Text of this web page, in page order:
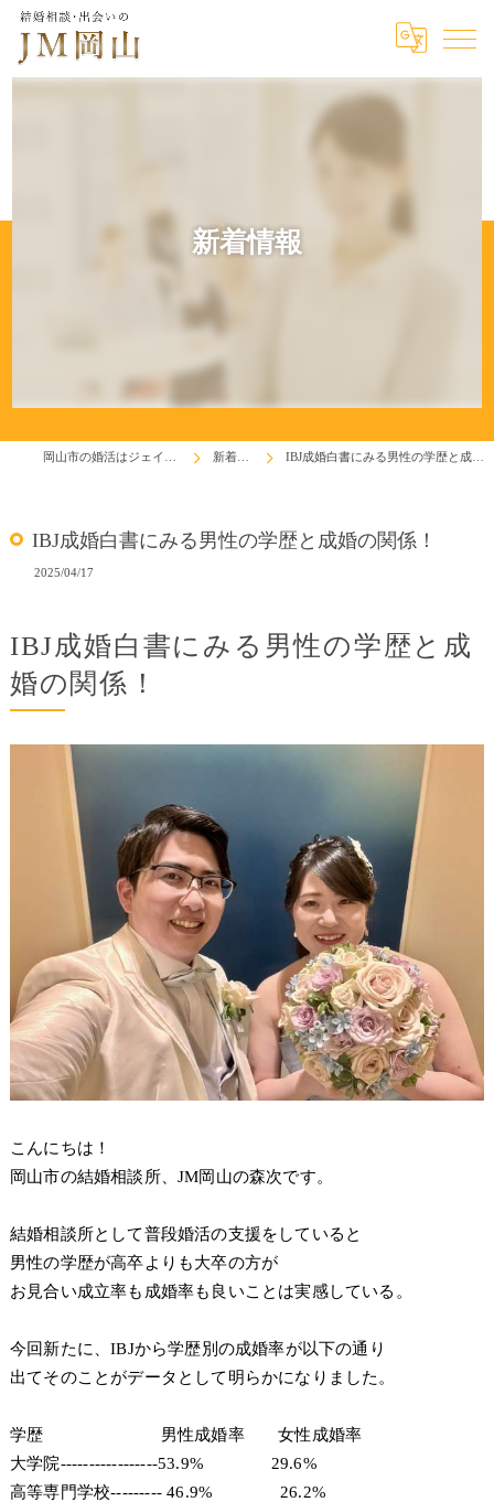
新着情報
新着情報 IBJ成婚白書にみる男性の学歴と成婚の関係！
IBJ成婚白書にみる男性の学歴と成婚の関係！
2025/04/17
IBJ成婚白書にみる男性の学歴と成
婚の関係！
こんにちは！
岡山市の結婚相談所、JM岡山の森次です。
結婚相談所として普段婚活の支援をしていると
男性の学歴が高卒よりも大卒の方が
お見合い成立率も成婚率も良いことは実感している。
今回新たに、IBJから学歴別の成婚率が以下の通り
出てそのことがデータとして明らかになりました。
学歴 男性成婚率 女性成婚率
大学院-----------------53.9% 29.6%
高等専門学校--------- 46.9% 26.2%